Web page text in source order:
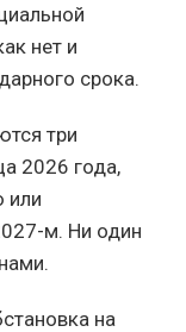
нет и
срока.
три
2026 года,
или
м. Ни один
на